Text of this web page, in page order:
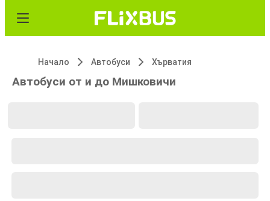
Начало Автобуси Хърватия
Автобуси от и до Мишковичи